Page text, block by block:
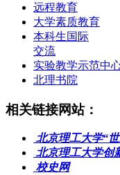
远程教育
大学素质教育
本科生国际
交流
实验教学示范中
北理书院
相关链接网站：
北京理工大学“
北京理工大学创
校史网